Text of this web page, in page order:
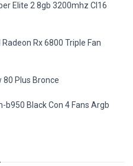
Elite 2 8gb 3200mhz Cl16
Rx 6800 Triple Fan
80 Plus Bronce
b950 Black Con 4 Fans Argb